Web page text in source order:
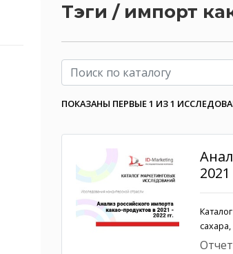
Тэги / импорт
ПОКАЗАНЫ ПЕРВЫЕ 1 ИЗ 1